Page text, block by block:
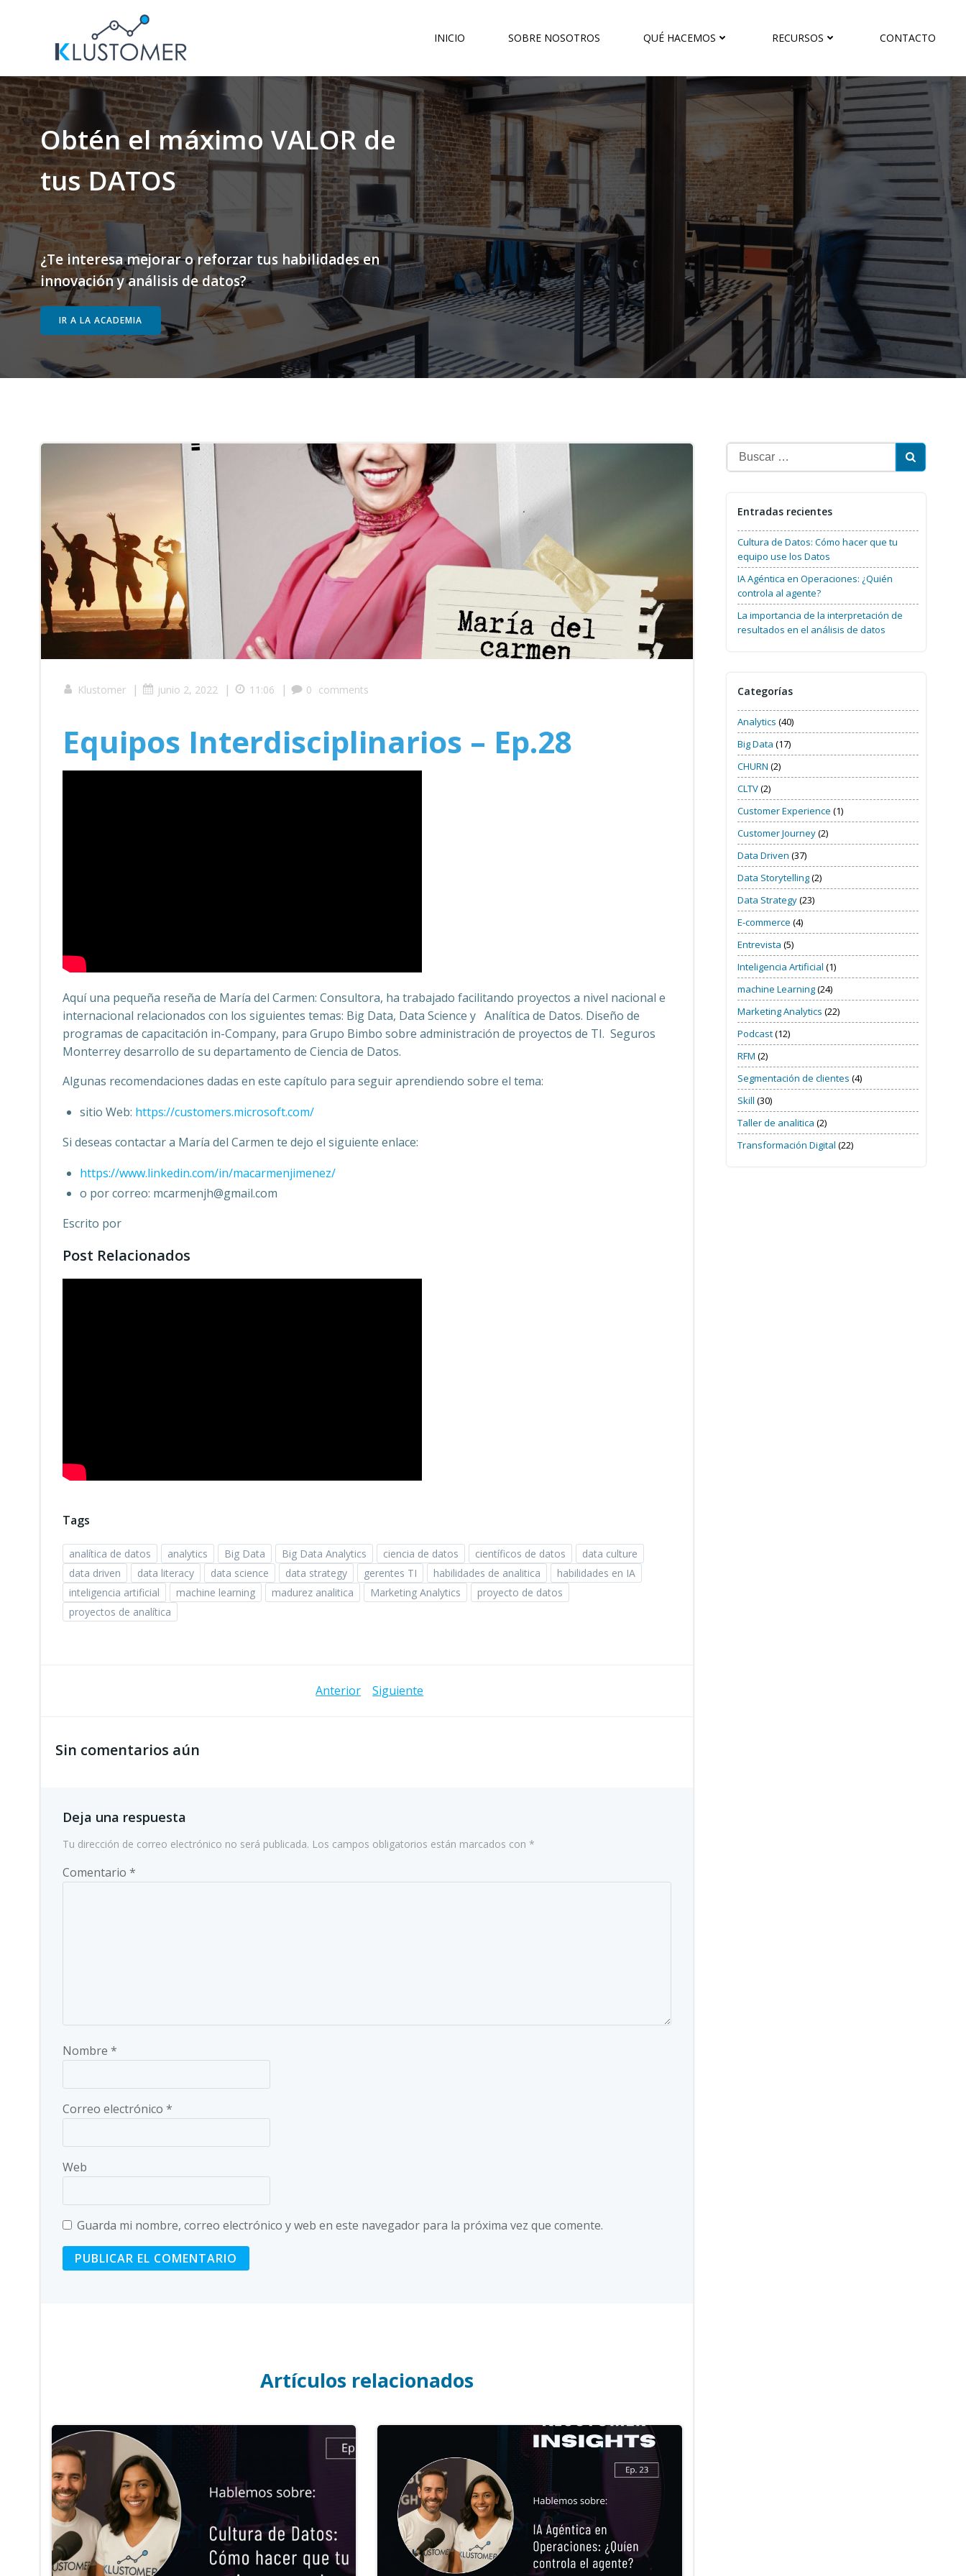
INICIO SOBRE NOSOTROS QUÉ HACEMOS RECURSOS CONTACTO
Obtén el máximo VALOR de
tus DATOS
¿Te interesa mejorar o reforzar tus habilidades en
innovación y análisis de datos?
IR A LA ACADEMIA
Klustomer | junio 2, 2022 | 11:06 | 0 comments
Equipos Interdisciplinarios – Ep.28
Aquí una pequeña reseña de María del Carmen: Consultora, ha trabajado facilitando proyectos a nivel nacional e
internacional relacionados con los siguientes temas: Big Data, Data Science y Analítica de Datos. Diseño de
programas de capacitación in-Company, para Grupo Bimbo sobre administración de proyectos de TI. Seguros
Monterrey desarrollo de su departamento de Ciencia de Datos.
Algunas recomendaciones dadas en este capítulo para seguir aprendiendo sobre el tema:
sitio Web: https://customers.microsoft.com/
Si deseas contactar a María del Carmen te dejo el siguiente enlace:
https://www.linkedin.com/in/macarmenjimenez/
o por correo: mcarmenjh@gmail.com
Escrito por
Post Relacionados
Tags
analítica de datos analytics Big Data Big Data Analytics ciencia de datos científicos de datos
data culture
data driven
data literacy data science data strategy gerentes TI habilidades de analitica
habilidades en IA
inteligencia artificial
machine learning madurez analitica Marketing Analytics
proyecto de datos
proyectos de analítica
entradas
Anterior
Navegación
Siguiente
Sin comentarios aún
Deja una respuesta
Tu dirección de correo electrónico no será publicada. Los campos obligatorios están marcados con *
Comentario *
Nombre *
Correo electrónico *
Web
Guarda mi nombre, correo electrónico y web en este navegador para la próxima vez que comente.
Artículos relacionados
Buscar:
Entradas recientes
Cultura de Datos: Cómo hacer que tu
equipo use los Datos
IA Agéntica en Operaciones: ¿Quién
controla al agente?
La importancia de la interpretación de
resultados en el análisis de datos
Categorías
Analytics (40)
Big Data (17)
CHURN (2)
CLTV(2)
Customer Experience (1)
Customer Journey(2)
Data Driven (37)
Data Storytelling(2)
Data Strategy(23)
E-commerce (4)
Entrevista (5)
Inteligencia Artificial (1)
machine Learning(24)
Marketing Analytics (22)
Podcast(12)
RFM (2)
Segmentación de clientes (4)
Skill (30)
Taller de analitica (2)
Transformación Digital (22)